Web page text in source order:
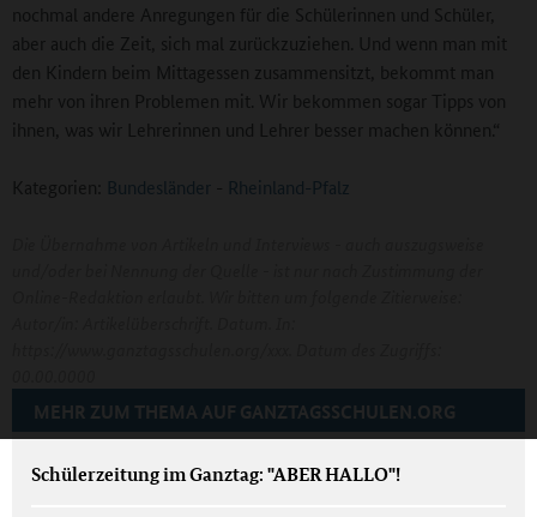
nochmal andere Anregungen für die Schülerinnen und Schüler,
aber auch die Zeit, sich mal zurückzuziehen. Und wenn man mit
den Kindern beim Mittagessen zusammensitzt, bekommt man
mehr von ihren Problemen mit. Wir bekommen sogar Tipps von
ihnen, was wir Lehrerinnen und Lehrer besser machen können.“
Kategorien: Bundesländer - Rheinland-Pfalz
MEHR ZUM THEMA AUF GANZTAGSSCHULEN.ORG
Schülerzeitung im Ganztag: "ABER HALLO"!